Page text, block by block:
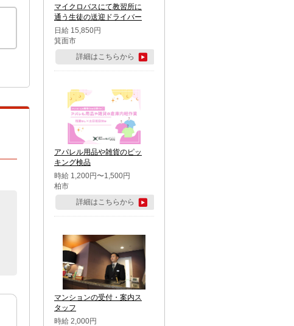
マイクロバスにて教習所に
通う生徒の送迎ドライバー
日給 15,850円
箕面市
詳細はこちらから
アパレル用品や雑貨のピッ
キング検品
時給 1,200円〜1,500円
柏市
詳細はこちらから
マンションの受付・案内ス
タッフ
時給 2,000円